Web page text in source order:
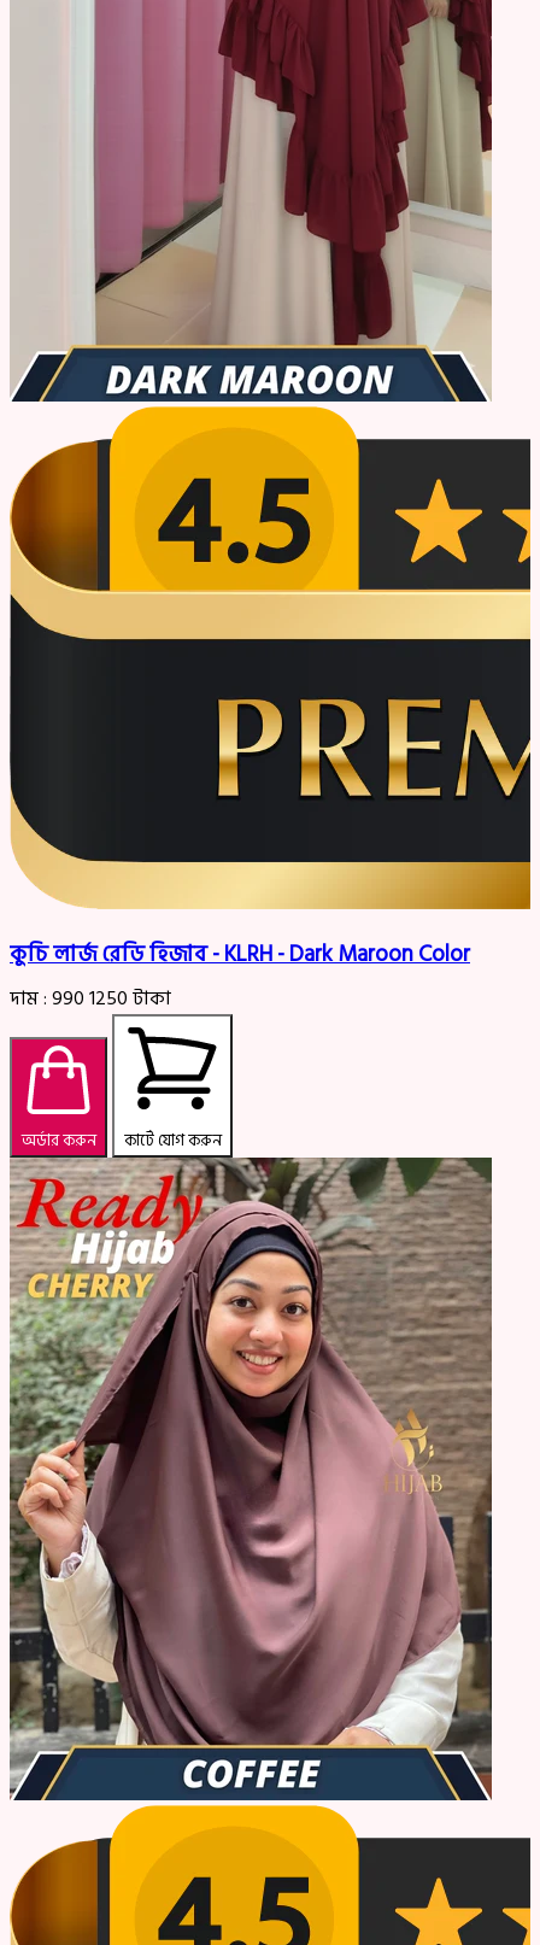
কুচি লার্জ রেডি হিজাব - KLRH - Dark Maroon Color
দাম :9901250টাকা
অর্ডার করুন কার্টে যোগ করুন